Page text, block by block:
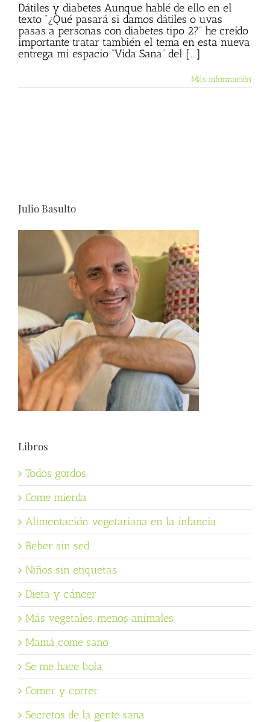
Dátiles y diabetes Aunque hablé de ello en el
texto “¿Qué pasará si damos dátiles o uvas
pasas a personas con diabetes tipo 2?” he creído
importante tratar también el tema en esta nueva
entrega mi espacio “Vida Sana” del [...]
Más información
Julio Basulto
Libros
Todos gordos
Come mierda
Alimentación vegetariana en la infancia
Beber sin sed
Niños sin etiquetas
Dieta y cáncer
Más vegetales, menos animales
Mamá come sano
Se me hace bola
Comer y correr
Secretos de la gente sana